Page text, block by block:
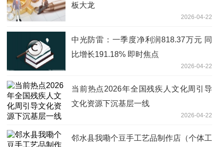
板大龙
2026-04-22
中光防雷：一季度净利润818.37万元 同
比增长191.18% 即时焦点
2026-04-22
当前热点2026年全国残疾人文化周引导
文化资源下沉基层一线
2026-04-22
邻水县我嘞个豆手工艺品制作店（个体工